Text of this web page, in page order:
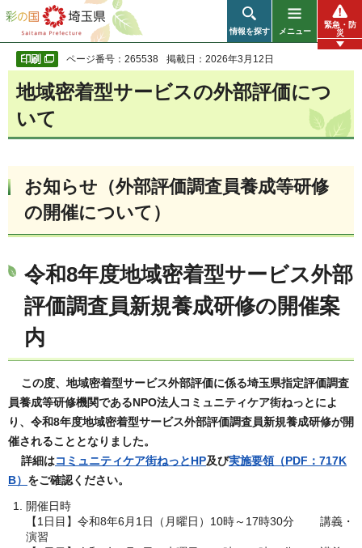
彩の国 埼玉県
情報を探す メニュー
緊急・防
災
ページ番号：265538 掲載日：2026年3月12日
地域密着型サービスの外部評価につ
いて
お知らせ（外部評価調査員養成等研修
の開催について）
令和8年度地域密着型サービス外部
評価調査員新規養成研修の開催案
内
この度、地域密着型サービス外部評価に係る埼玉県指定評価調査
員養成等研修機関であるNPO法人コミュニティケア街ねっとによ
り、令和8年度地域密着型サービス外部評価調査員新規養成研修が開
催されることとなりました。
詳細はコミュニティケア街ねっとHP及び実施要領（PDF：717K
B） をご確認ください。
開催日時
【1日目】令和8年6月1日（月曜日）10時～17時30分 講義・
演習